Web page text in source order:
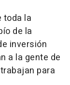
toda la
de la
inversión
a la gente de
para